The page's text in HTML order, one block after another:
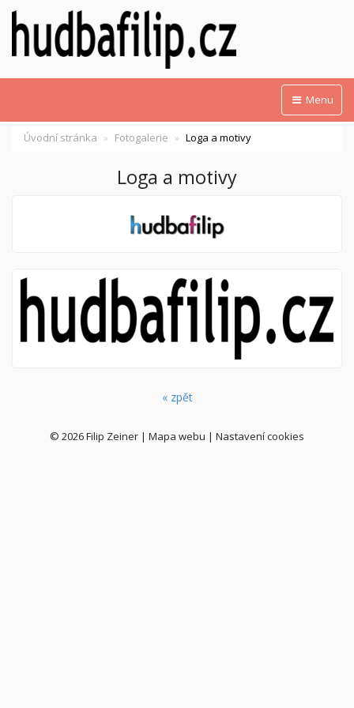
Menu
Úvodní stránka Fotogalerie Loga a motivy
Loga a motivy
« zpět
© 2026Filip Zeiner | Mapa webu | Nastavení cookies